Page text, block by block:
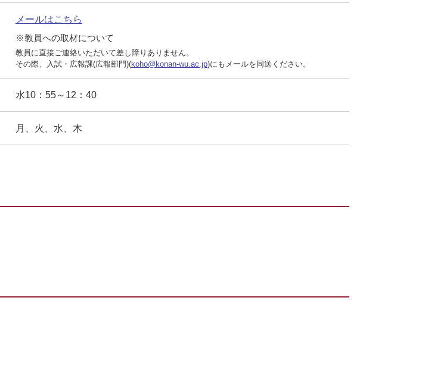
メールはこちら
※教員への取材について
教員に直接ご連絡いただいて差し障りありません。
その際、入試・広報課(広報部門)(koho@konan-wu.ac.jp)にもメールを同送ください。
水10：55～12：40
月、火、水、木